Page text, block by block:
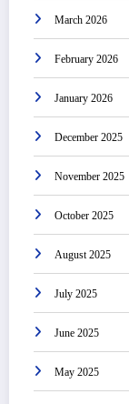
March 2026
February 2026
January 2026
December 2025
November 2025
October 2025
August 2025
July 2025
June 2025
May 2025